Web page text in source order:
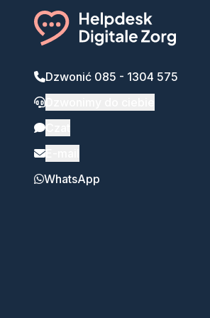
Dzwonić 085 - 1304 575
WhatsApp